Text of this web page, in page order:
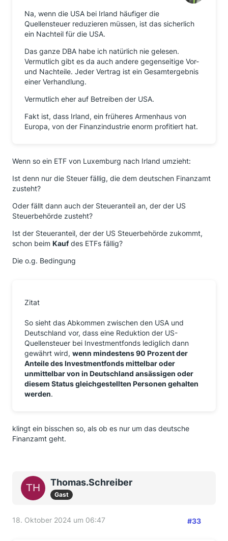
Na, wenn die USA bei Irland häufiger die
Quellensteuer reduzieren müssen, ist das sicherlich
ein Nachteil für die USA.
Das ganze DBA habe ich natürlich nie gelesen.
Vermutlich gibt es da auch andere gegenseitige Vor-
und Nachteile. Jeder Vertrag ist ein Gesamtergebnis
einer Verhandlung.
Vermutlich eher auf Betreiben der USA.
Fakt ist, dass Irland, ein früheres Armenhaus von
Europa, von der Finanzindustrie enorm profitiert hat.
Wenn so ein ETF von Luxemburg nach Irland umzieht:
Ist denn nur die Steuer fällig, die dem deutschen Finanzamt
zusteht?
Oder fällt dann auch der Steueranteil an, der der US
Steuerbehörde zusteht?
Ist der Steueranteil, der der US Steuerbehörde zukommt,
schon beim Kaufdes ETFs fällig?
Die o.g. Bedingung
Zitat
So sieht das Abkommen zwischen den USA und
Deutschland vor, dass eine Reduktion der US-
Quellensteuer bei Investmentfonds lediglich dann
gewährt wird, wenn mindestens 90 Prozent der
Anteile des Investmentfonds mittelbar oder
unmittelbar von in Deutschland ansässigen oder
diesem Status gleichgestellten Personen gehalten
werden.
klingt ein bisschen so, als ob es nur um das deutsche
Finanzamt geht.
Thomas.Schreiber
Gast
18. Oktober 2024 um 06:47 #33